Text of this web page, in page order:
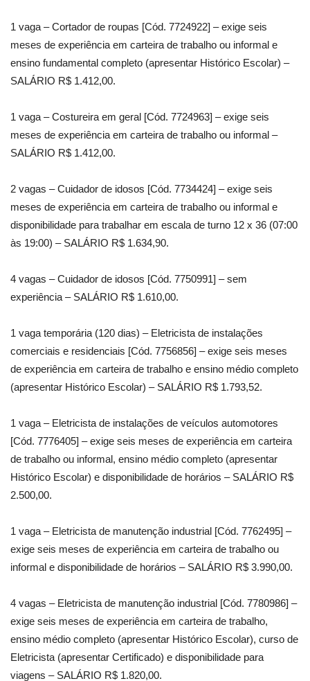
1 vaga – Cortador de roupas [Cód. 7724922] – exige seis
meses de experiência em carteira de trabalho ou informal e
ensino fundamental completo (apresentar Histórico Escolar) –
SALÁRIO R$ 1.412,00.
1 vaga – Costureira em geral [Cód. 7724963] – exige seis
meses de experiência em carteira de trabalho ou informal –
SALÁRIO R$ 1.412,00.
2 vagas – Cuidador de idosos [Cód. 7734424] – exige seis
meses de experiência em carteira de trabalho ou informal e
disponibilidade para trabalhar em escala de turno 12 x 36 (07:00
às 19:00) – SALÁRIO R$ 1.634,90.
4 vagas – Cuidador de idosos [Cód. 7750991] – sem
experiência – SALÁRIO R$ 1.610,00.
1 vaga temporária (120 dias) – Eletricista de instalações
comerciais e residenciais [Cód. 7756856] – exige seis meses
de experiência em carteira de trabalho e ensino médio completo
(apresentar Histórico Escolar) – SALÁRIO R$ 1.793,52.
1 vaga – Eletricista de instalações de veículos automotores
[Cód. 7776405] – exige seis meses de experiência em carteira
de trabalho ou informal, ensino médio completo (apresentar
Histórico Escolar) e disponibilidade de horários – SALÁRIO R$
2.500,00.
1 vaga – Eletricista de manutenção industrial [Cód. 7762495] –
exige seis meses de experiência em carteira de trabalho ou
informal e disponibilidade de horários – SALÁRIO R$ 3.990,00.
4 vagas – Eletricista de manutenção industrial [Cód. 7780986] –
exige seis meses de experiência em carteira de trabalho,
ensino médio completo (apresentar Histórico Escolar), curso de
Eletricista (apresentar Certificado) e disponibilidade para
viagens – SALÁRIO R$ 1.820,00.